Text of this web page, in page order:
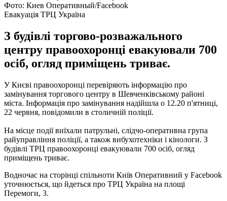
Фото: Киев Оперативный/Facebook
Евакуація ТРЦ Україна
З будівлі торгово-розважального
центру правоохоронці евакуювали 700
осіб, огляд приміщень триває.
У Києві правоохоронці перевіряють інформацію про
замінування торгового центру в Шевченківському районі
міста. Інформація про замінування надійшла о 12.20 п'ятниці,
22 червня, повідомили в столичній поліції.
На місце події виїхали патрульні, слідчо-оперативна група
райуправління поліції, а також вибухотехніки і кінологи. З
будівлі ТРЦ правоохоронці евакуювали 700 осіб, огляд
приміщень триває.
Водночас на сторінці спільноти Київ Оперативний у Facebook
уточнюється, що йдеться про ТРЦ Україна на площі
Перемоги, 3.